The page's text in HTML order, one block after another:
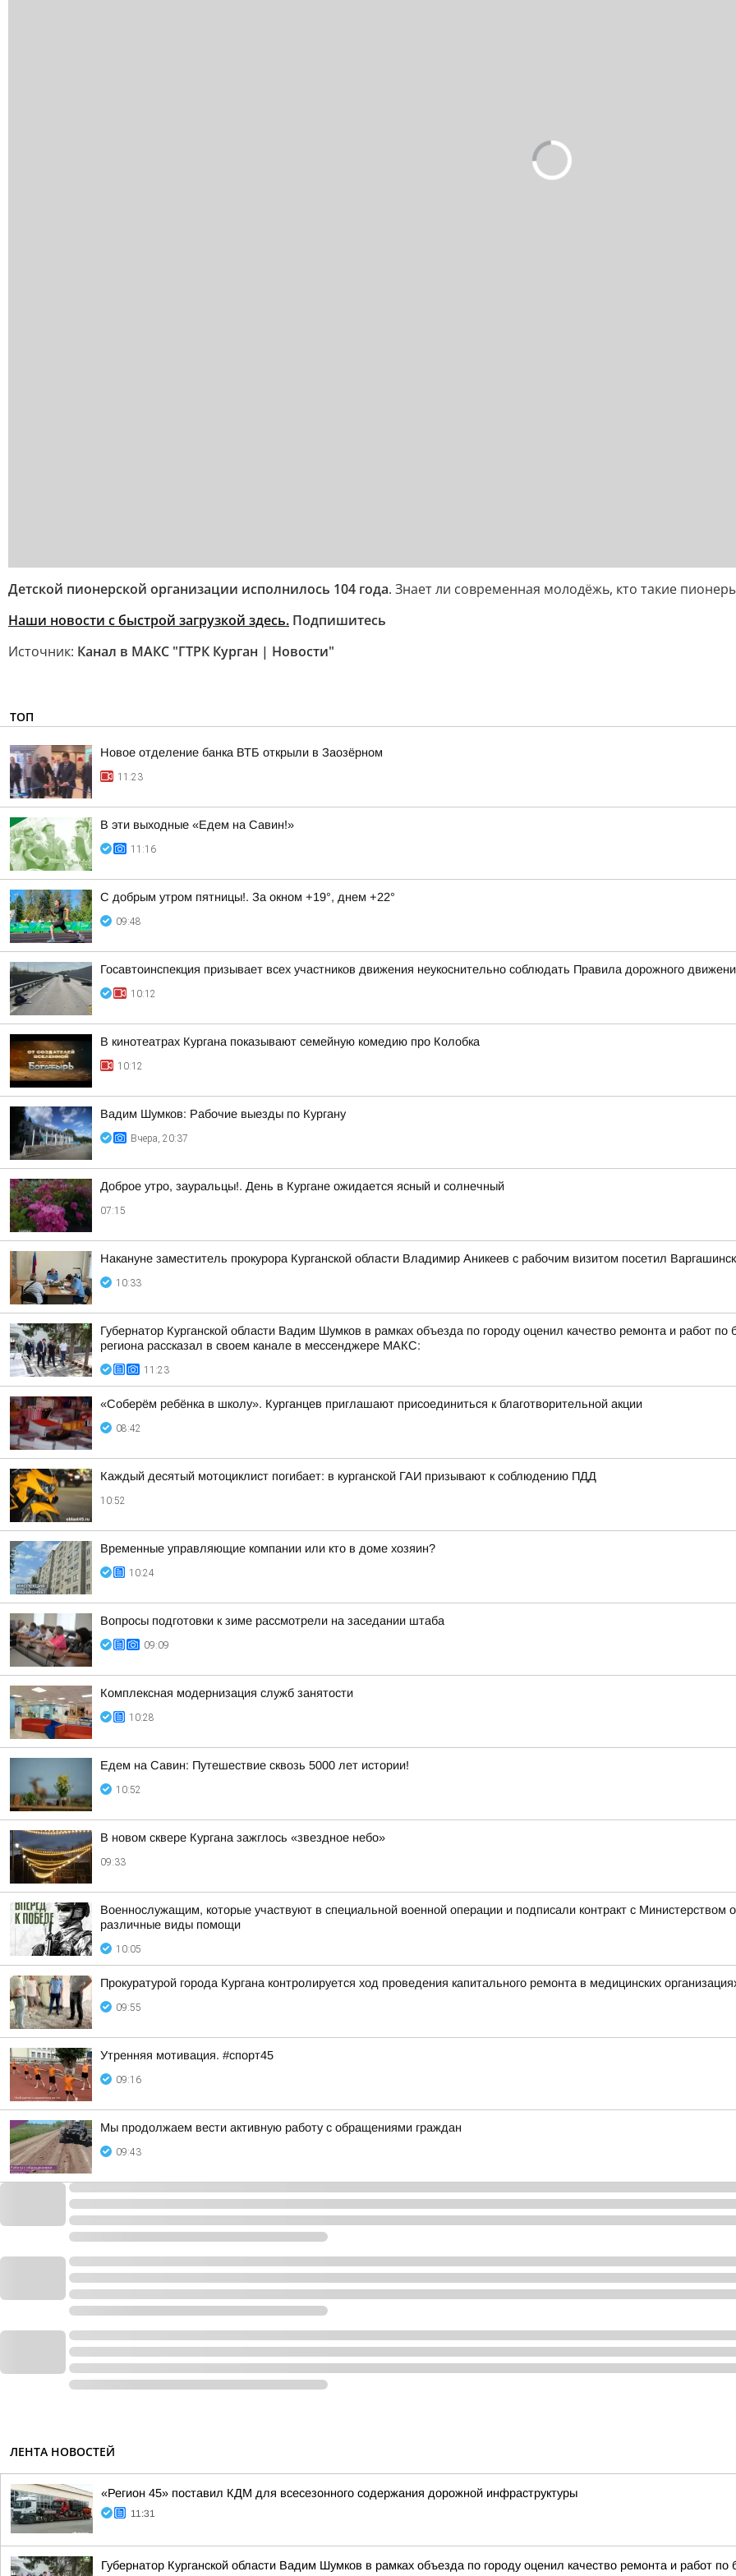
Детской пионерской организации исполнилось 104 года. Знает ли современная молодёжь, кто такие
Наши новости с быстрой загрузкой здесь. Подпишитесь
Источник: Канал в МАКС "ГТРК Курган | Новости"
ТОП
Новое отделение банка ВТБ открыли в Заозёрном
11:23
В эти выходные «Едем на Савин!»
11:16
С добрым утром пятницы!. За окном +19°, днем +22°
09:48
Госавтоинспекция призывает всех участников движения неукоснительно соблюдать Правила дорожного
10:12
В кинотеатрах Кургана показывают семейную комедию про Колобка
10:12
Вадим Шумков: Рабочие выезды по Кургану
Вчера, 20:37
Доброе утро, зауральцы!. День в Кургане ожидается ясный и солнечный
07:15
Накануне заместитель прокурора Курганской области Владимир Аникеев с рабочим визитом посетил
10:33
Губернатор Курганской области Вадим Шумков в рамках объезда по городу оценил качество ремонта и работ
региона рассказал в своем канале в мессенджере МАКС:
11:23
«Соберём ребёнка в школу». Курганцев приглашают присоединиться к благотворительной акции
08:42
Каждый десятый мотоциклист погибает: в курганской ГАИ призывают к соблюдению ПДД
10:52
Временные управляющие компании или кто в доме хозяин?
10:24
Вопросы подготовки к зиме рассмотрели на заседании штаба
09:09
Комплексная модернизация служб занятости
10:28
Едем на Савин: Путешествие сквозь 5000 лет истории!
10:52
В новом сквере Кургана зажглось «звездное небо»
09:33
Военнослужащим, которые участвуют в специальной военной операции и подписали контракт с
различные виды помощи
10:05
Прокуратурой города Кургана контролируется ход проведения капитального ремонта в медицинских
09:55
Утренняя мотивация. #спорт45
09:16
Мы продолжаем вести активную работу с обращениями граждан
09:43
ЛЕНТА НОВОСТЕЙ
«Регион 45» поставил КДМ для всесезонного содержания дорожной инфраструктуры
11:31
Губернатор Курганской области Вадим Шумков в рамках объезда по городу оценил качество ремонта и работ